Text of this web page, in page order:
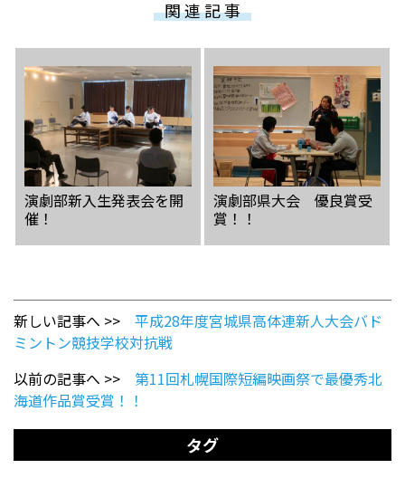
関 連 記 事
演劇部新入生発表会を開
催！
演劇部県大会 優良賞受
賞！！
新しい記事へ >> 平成28年度宮城県高体連新人大会バド
ミントン競技学校対抗戦
以前の記事へ >> 第11回札幌国際短編映画祭で最優秀北
海道作品賞受賞！！
タグ